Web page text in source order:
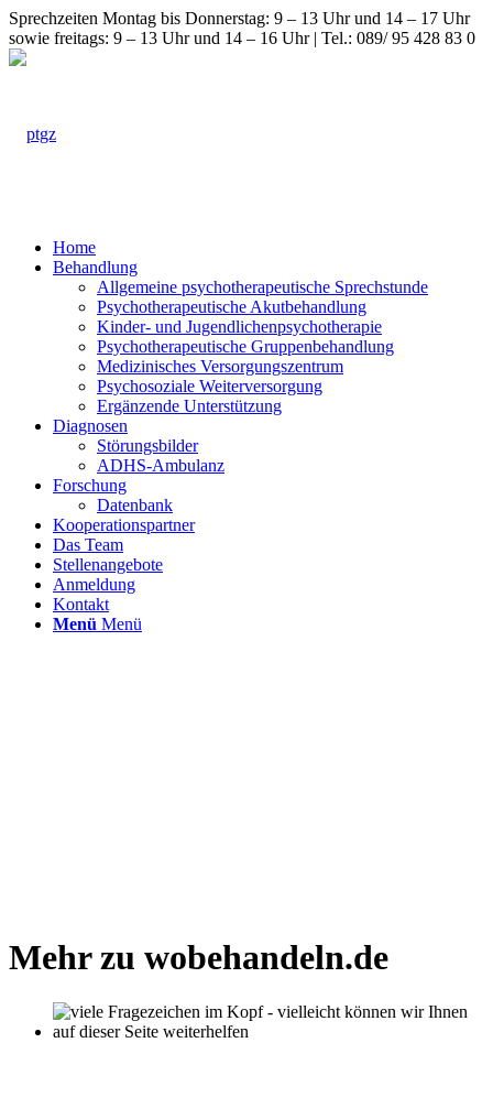
Sprechzeiten Montag bis Donnerstag: 9 – 13 Uhr und 14 – 17 Uhr
sowie freitags: 9 – 13 Uhr und 14 – 16 Uhr | Tel.: 089/ 95 428 83 0
Home
Behandlung
Allgemeine psychotherapeutische Sprechstunde
Psychotherapeutische Akutbehandlung
Kinder- und Jugendlichenpsychotherapie
Psychotherapeutische Gruppenbehandlung
Medizinisches Versorgungszentrum
Psychosoziale Weiterversorgung
Ergänzende Unterstützung
Diagnosen
Störungsbilder
ADHS-Ambulanz
Forschung
Datenbank
Kooperationspartner
Das Team
Stellenangebote
Anmeldung
Kontakt
Menü Menü
Mehr zu wobehandeln.de